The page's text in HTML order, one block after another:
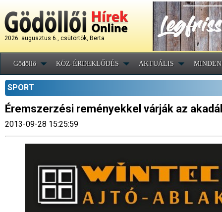
2026. augusztus 6., csütörtök, Berta
Gödöllő KÖZ-ÉRDEKLŐDÉS AKTUÁLIS
SPORT
Éremszerzési reményekkel várják az
2013-09-28 15:25:59